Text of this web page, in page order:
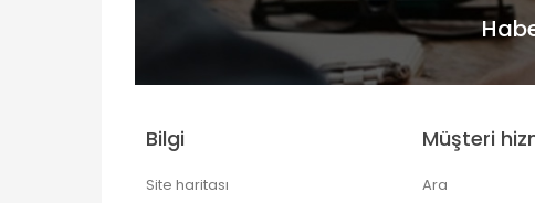
Bilgi
Site haritası
Müşteri
Ara